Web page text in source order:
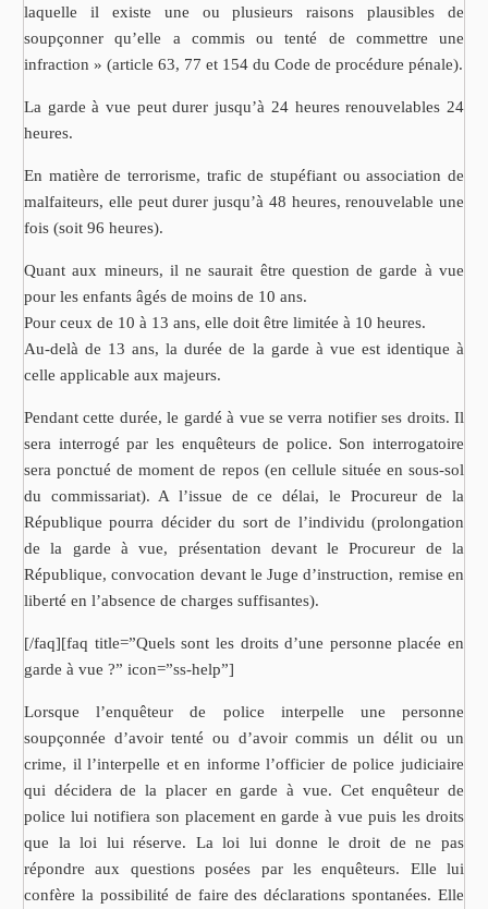
laquelle il existe une ou plusieurs raisons plausibles de
soupçonner qu’elle a commis ou tenté de commettre une
infraction » (article 63, 77 et 154 du Code de procédure pénale).
La garde à vue peut durer jusqu’à 24 heures renouvelables 24
heures.
En matière de terrorisme, trafic de stupéfiant ou association de
malfaiteurs, elle peut durer jusqu’à 48 heures, renouvelable une
fois (soit 96 heures).
Quant aux mineurs, il ne saurait être question de garde à vue
pour les enfants âgés de moins de 10 ans.
Pour ceux de 10 à 13 ans, elle doit être limitée à 10 heures.
Au-delà de 13 ans, la durée de la garde à vue est identique à
celle applicable aux majeurs.
Pendant cette durée, le gardé à vue se verra notifier ses droits. Il
sera interrogé par les enquêteurs de police. Son interrogatoire
sera ponctué de moment de repos (en cellule située en sous-sol
du commissariat). A l’issue de ce délai, le Procureur de la
République pourra décider du sort de l’individu (prolongation
de la garde à vue, présentation devant le Procureur de la
République, convocation devant le Juge d’instruction, remise en
liberté en l’absence de charges suffisantes).
[/faq][faq title=”Quels sont les droits d’une personne placée en
garde à vue ?” icon=”ss-help”]
Lorsque l’enquêteur de police interpelle une personne
soupçonnée d’avoir tenté ou d’avoir commis un délit ou un
crime, il l’interpelle et en informe l’officier de police judiciaire
qui décidera de la placer en garde à vue. Cet enquêteur de
police lui notifiera son placement en garde à vue puis les droits
que la loi lui réserve. La loi lui donne le droit de ne pas
répondre aux questions posées par les enquêteurs. Elle lui
confère la possibilité de faire des déclarations spontanées. Elle